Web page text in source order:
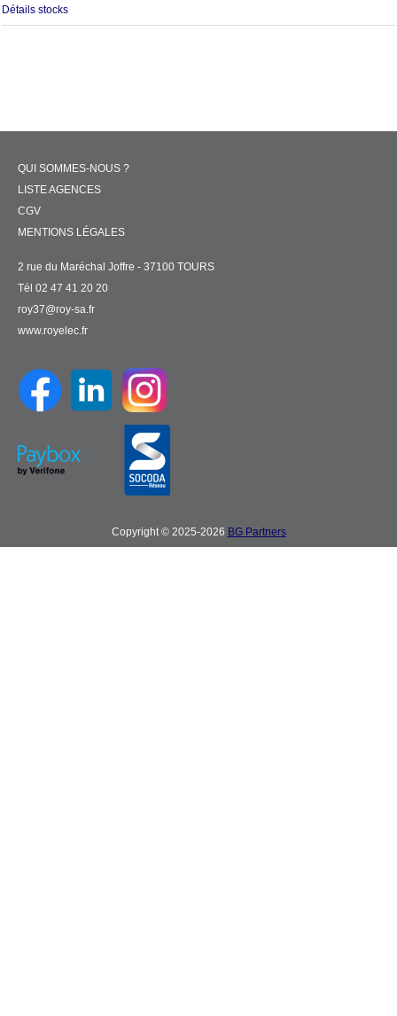
Détails stocks
QUI SOMMES-NOUS ?
LISTE AGENCES
CGV
MENTIONS LÉGALES
2 rue du Maréchal Joffre - 37100 TOURS
Tél 02 47 41 20 20
roy37@roy-sa.fr
www.royelec.fr
Copyright © 2025-2026 BG Partners